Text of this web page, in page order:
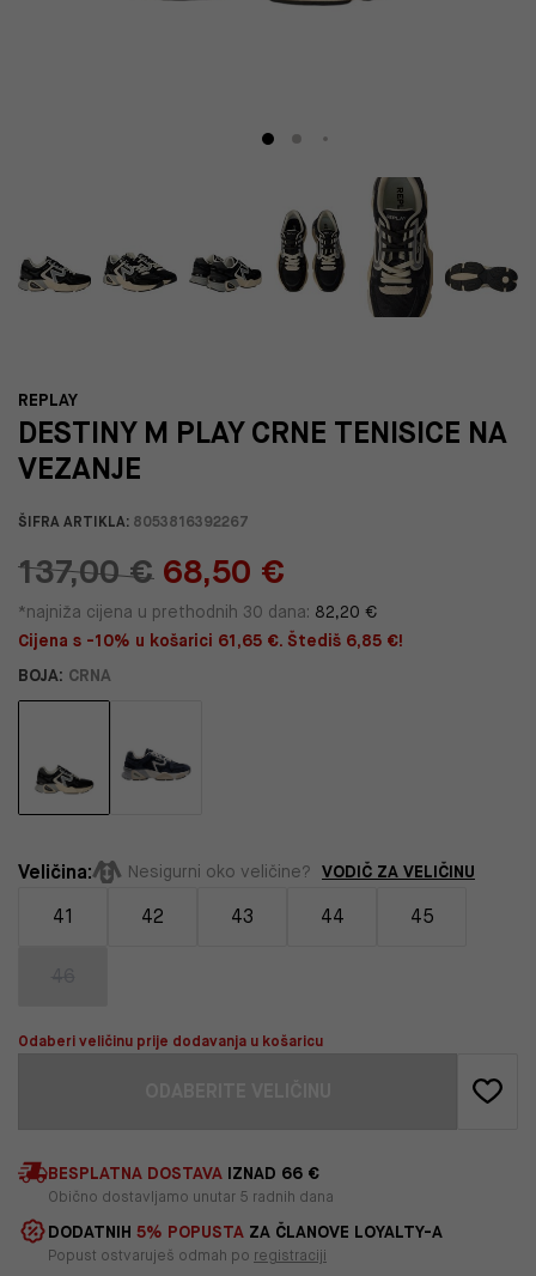
REPLAY
DESTINY M PLAY CRNE TENISICE NA
VEZANJE
ŠIFRA ARTIKLA: 8053816392267
137,00 € 68,50 €
*najniža cijena u prethodnih 30 dana: 82,20 €
Cijena s -10% u košarici 61,65 €. Štediš 6,85 €!
BOJA: CRNA
Veličina: Nesigurni oko veličine? VODIČ ZA VELIČINU
41 42 43 44 45
Odaberi veličinu prije dodavanja u košaricu
BESPLATNA DOSTAVA IZNAD 66 €
Obično dostavljamo unutar 5 radnih dana
DODATNIH 5% POPUSTA ZA ČLANOVE LOYALTY-A
Popust ostvaruješ odmah po registraciji